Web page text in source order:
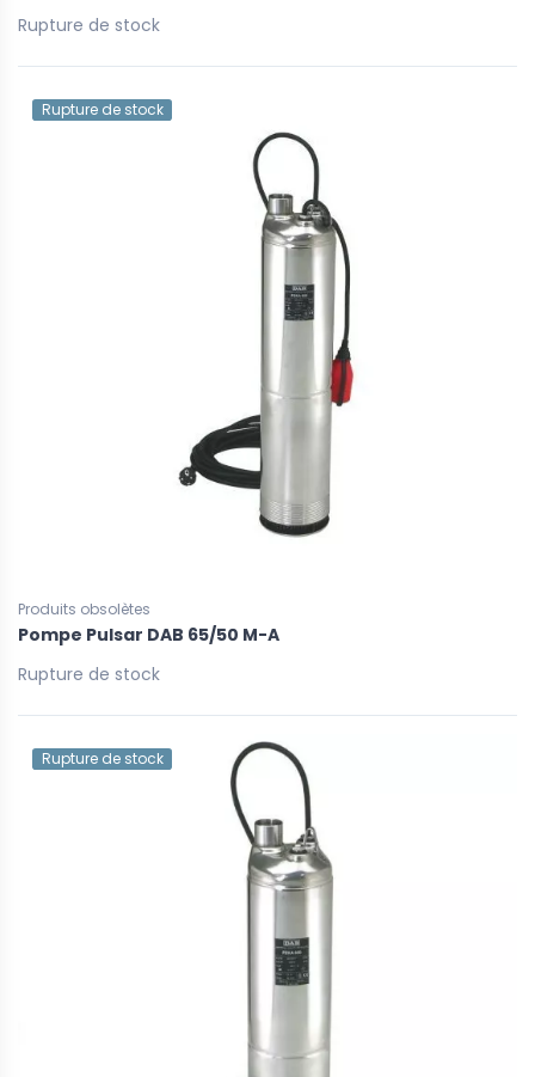
Rupture de stock
Rupture de stock
Produits obsolètes
Pompe Pulsar DAB 65/50 M-A
Rupture de stock
Rupture de stock